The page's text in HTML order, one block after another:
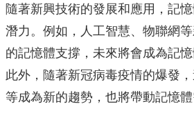
隨著新興技術的發展和應用，記
潛力。例如，人工智慧、物聯網
的記憶體支撐，未來將會成為記憶
此外，隨著新冠病毒疫情的爆發
等成為新的趨勢，也將帶動記憶體